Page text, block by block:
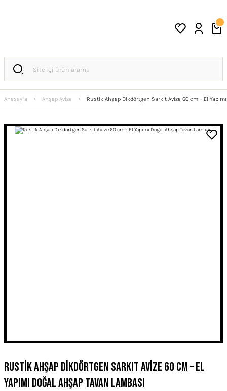
Anasayfa Ahşap Avize Rustik Ahşap Dikdörtgen Sarkıt Avize 60 cm – El
Rustik Ahşap Dikdörtgen Sarkıt Avize 60 cm – El
Yapımı Doğal Ahşap Tavan Lambası